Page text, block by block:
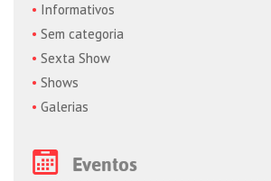
Informativos
Sem categoria
Sexta Show
Shows
Galerias
Eventos